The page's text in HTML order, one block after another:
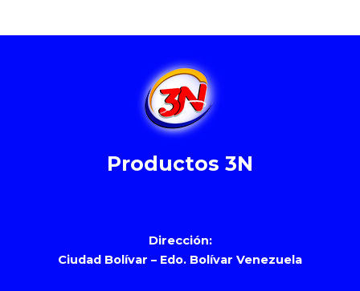
Productos 3N
Dirección:
Ciudad Bolívar – Edo. Bolívar Venezuela